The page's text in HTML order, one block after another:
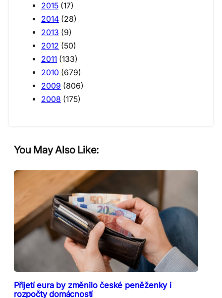
2015 (17)
2014 (28)
2013 (9)
2012 (50)
2011 (133)
2010 (679)
2009 (806)
2008 (175)
You May Also Like:
Přijetí eura by změnilo české peněženky i
rozpočty domácností